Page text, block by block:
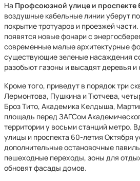
На Профсоюзной улице и проспекте
воздушные кабельные линии уберут
покрытие тротуаров и проезжей
появятся новые фонари с
современные малые архитектурные
существующие зеленые насаждения
разобьют газоны и высадят деревья и
Кроме того, приведут в порядок три
Лермонтова, Пушкина и Тютчева,
Броз Тито, Академика Келдыша,
площадь перед ЗАГСом
территории у восьми станций метро.
улицы и проспекта 60-летия Октября
дополнительные остановочные
пешеходные переходы, зоны для
обновят фасады домов.